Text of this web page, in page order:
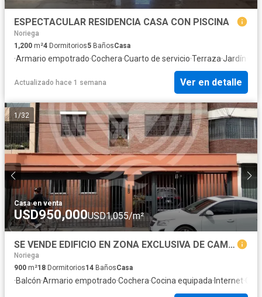
ESPECTACULAR RESIDENCIA CASA CON PISCINA
Noriega
1,200 m²4 Dormitorios5 BañosCasa
·Armario empotrado·Cochera·Cuarto de servicio·Terraza·Jardín
Actualizado hace 1 semana Ver en detalle
1/32
Casa·en venta
USD950,000USD1,055/m²
SE VENDE EDIFICIO EN ZONA EXCLUSIVA DE CAMINOS DEL INCA
Noriega
900 m²18 Dormitorios14 BañosCasa
·Balcón·Armario empotrado·Cochera·Cocina equipada· Internet·